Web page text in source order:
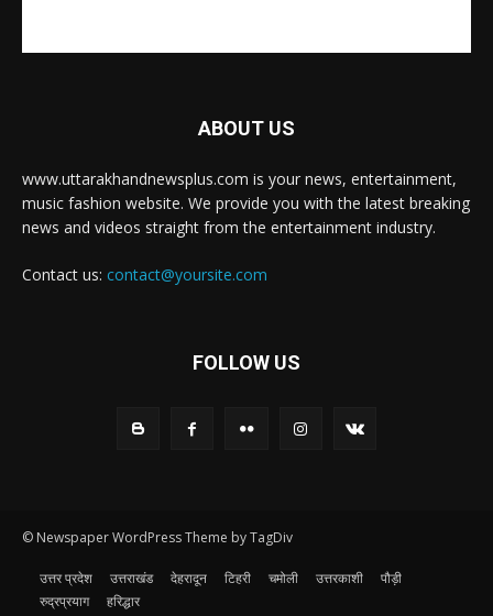
ABOUT US
www.uttarakhandnewsplus.com is your news, entertainment,
music fashion website. We provide you with the latest breaking
news and videos straight from the entertainment industry.
Contact us: contact@yoursite.com
FOLLOW US
© Newspaper WordPress Theme by TagDiv
उत्तर प्रदेश उत्तराखंड देहरादून टिहरी चमोली उत्तरकाशी
पौड़ी
रुद्रप्रयाग
हरिद्धार